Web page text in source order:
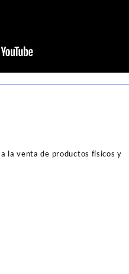
la venta de productos físicos y